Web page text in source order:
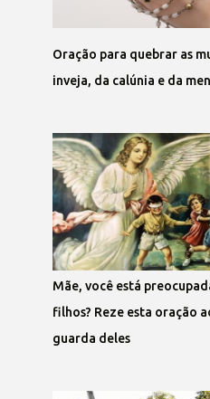
Oração para quebrar as
inveja, da calúnia e da
Mãe, você está
filhos? Reze esta oração
guarda deles